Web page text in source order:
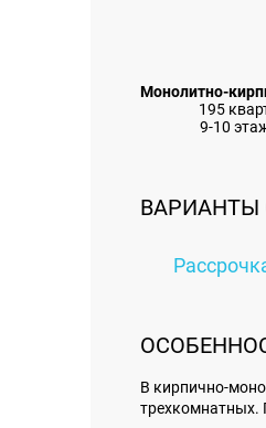
Монолитно-
195
9-10
В кирпично-
трехкомнатных.